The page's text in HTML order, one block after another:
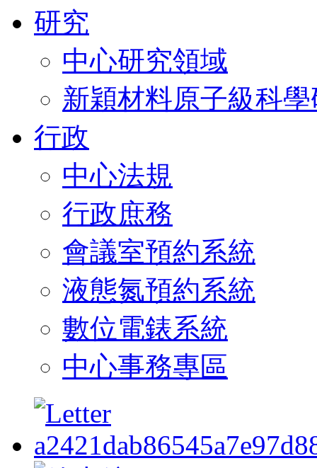
研究
中心研究領域
新穎材料原子級科
行政
中心法規
行政庶務
會議室預約系統
液態氮預約系統
數位電錶系統
中心事務專區